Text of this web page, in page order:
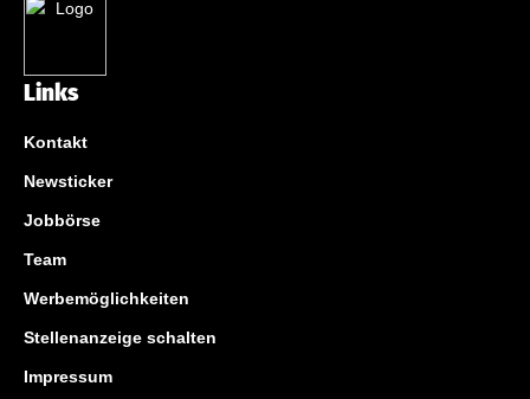
Links
Kontakt
Newsticker
Jobbörse
Team
Werbemöglichkeiten
Stellenanzeige schalten
Impressum